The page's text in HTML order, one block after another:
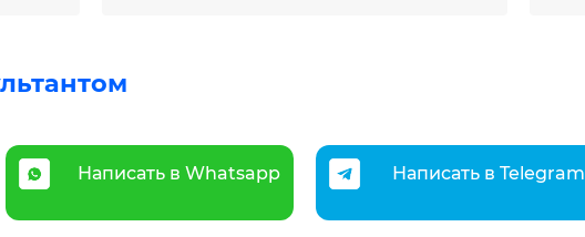
Написать в Whatsapp Написать в Telegram